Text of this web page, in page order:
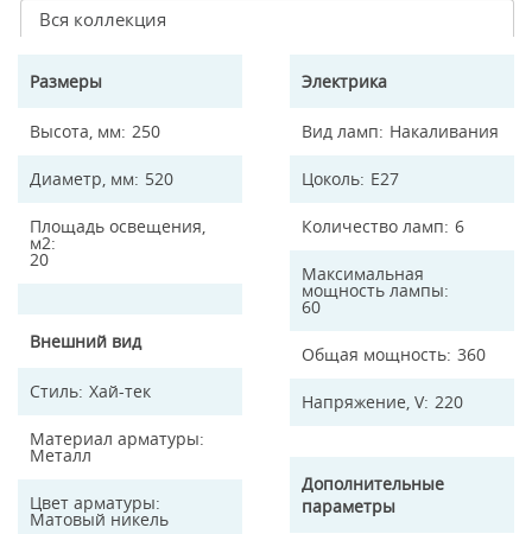
Вся коллекция
Размеры
Высота, мм 250
Диаметр, мм 520
Площадь освещения,
м2
20
Внешний вид
Стиль Хай-тек
Материал арматуры
Металл
Цвет арматуры
Матовый никель
Электрика
Вид ламп Накаливания
Цоколь E27
Количество ламп 6
Максимальная
мощность лампы
60
Общая мощность 360
Напряжение, V 220
Дополнительные
параметры